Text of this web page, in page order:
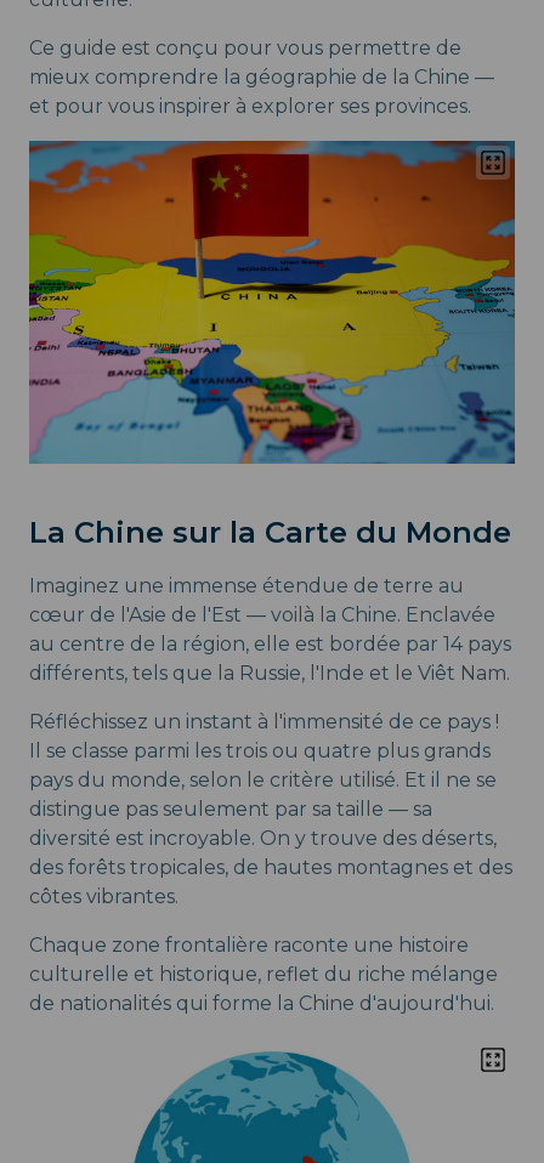
Ce guide est conçu pour vous permettre de
mieux comprendre la géographie de la Chine —
et pour vous inspirer à explorer ses provinces.
La Chine sur la Carte du Monde
Imaginez une immense étendue de terre au
cœur de l'Asie de l'Est — voilà la Chine. Enclavée
au centre de la région, elle est bordée par 14 pays
différents, tels que la Russie, l'Inde et le Viêt Nam.
Réfléchissez un instant à l'immensité de ce pays !
Il se classe parmi les trois ou quatre plus grands
pays du monde, selon le critère utilisé. Et il ne se
distingue pas seulement par sa taille — sa
diversité est incroyable. On y trouve des déserts,
des forêts tropicales, de hautes montagnes et des
côtes vibrantes.
Chaque zone frontalière raconte une histoire
culturelle et historique, reflet du riche mélange
de nationalités qui forme la Chine d'aujourd'hui.